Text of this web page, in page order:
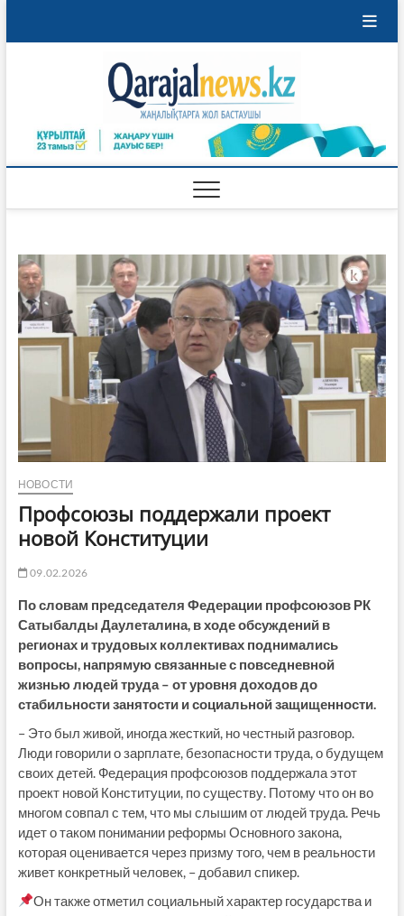
НОВОСТИ
Профсоюзы поддержали проект
новой Конституции
09.02.2026
По словам председателя Федерации профсоюзов РК
Сатыбалды Даулеталина, в ходе обсуждений в
регионах и трудовых коллективах поднимались
вопросы, напрямую связанные с повседневной
жизнью людей труда – от уровня доходов до
стабильности занятости и социальной защищенности.
– Это был живой, иногда жесткий, но честный разговор.
Люди говорили о зарплате, безопасности труда, о будущем
своих детей. Федерация профсоюзов поддержала этот
проект новой Конституции, по существу. Потому что он во
многом совпал с тем, что мы слышим от людей труда. Речь
идет о таком понимании реформы Основного закона,
которая оценивается через призму того, чем в реальности
живет конкретный человек, – добавил спикер.
Он также отметил социальный характер государства и